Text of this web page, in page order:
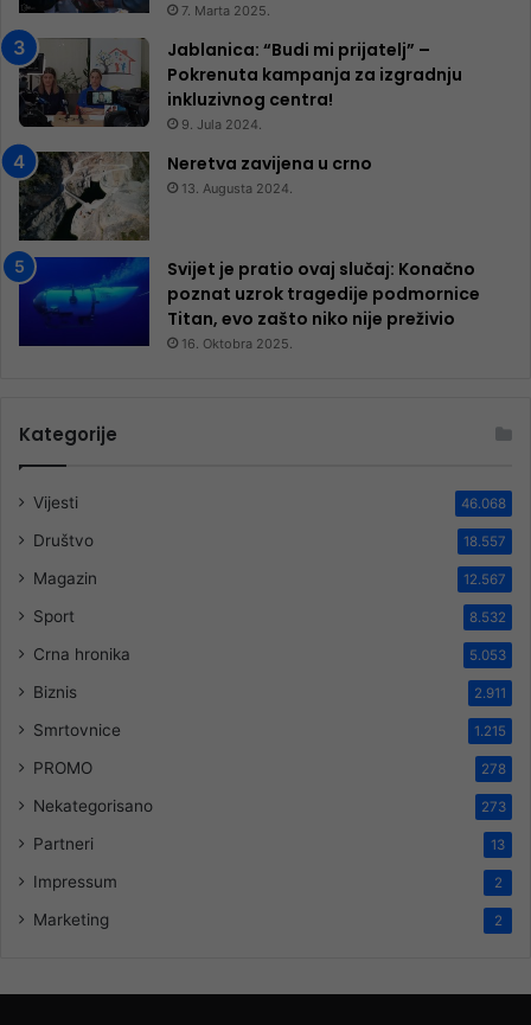
7. Marta 2025.
Jablanica: “Budi mi prijatelj” –
Pokrenuta kampanja za izgradnju
inkluzivnog centra!
9. Jula 2024.
Neretva zavijena u crno
13. Augusta 2024.
Svijet je pratio ovaj slučaj: Konačno
poznat uzrok tragedije podmornice
Titan, evo zašto niko nije preživio
16. Oktobra 2025.
Kategorije
Vijesti 46.068
Društvo 18.557
Magazin 12.567
Sport 8.532
Crna hronika 5.053
Biznis 2.911
Smrtovnice 1.215
PROMO 278
Nekategorisano 273
Partneri 13
Impressum 2
Marketing 2